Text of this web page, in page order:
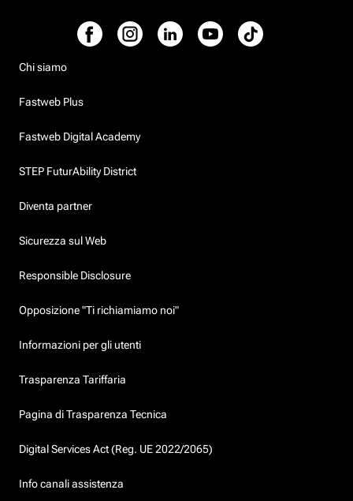
Chi siamo
Fastweb Plus
Fastweb Digital Academy
STEP FuturAbility District
Diventa partner
Sicurezza sul Web
Responsible Disclosure
Opposizione "Ti richiamiamo noi"
Informazioni per gli utenti
Trasparenza Tariffaria
Pagina di Trasparenza Tecnica
Digital Services Act (Reg. UE 2022/2065)
Info canali assistenza